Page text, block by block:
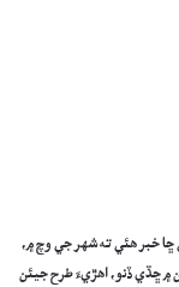
خبر هئي ته شهر جي وچ ۾،
۾ ڇڏي ڏنو، اهڙيءَ طرح جيئن